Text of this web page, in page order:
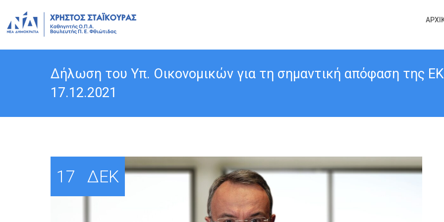
Δήλωση του Υπ. Οικονομικών για τη σημαντική απόφαση της
17.12.2021
17 ΔΕΚ